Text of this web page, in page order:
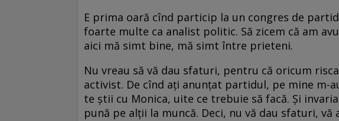
E prima oară cînd particip la un congres de
foarte multe ca analist politic. Să zicem că am
aici mă simt bine, mă simt între prieteni.
Nu vreau să vă dau sfaturi, pentru că oricum
activist. De cînd aţi anunţat partidul, pe mine m-
te ştii cu Monica, uite ce trebuie să facă. Şi
pună pe alţii la muncă. Deci, nu vă dau sfaturi,